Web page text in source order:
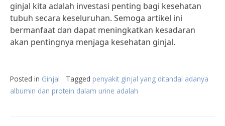
ginjal kita adalah investasi penting bagi kesehatan
tubuh secara keseluruhan. Semoga artikel ini
bermanfaat dan dapat meningkatkan kesadaran
akan pentingnya menjaga kesehatan ginjal.
Posted in Ginjal Tagged penyakit ginjal yang ditandai adanya
albumin dan protein dalam urine adalah